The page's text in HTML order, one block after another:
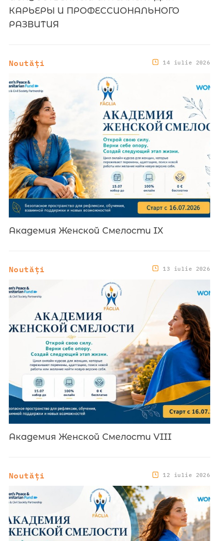
КАРЬЕРЫ И ПРОФЕССИОНАЛЬНОГО
РАЗВИТИЯ
Noutăți 14 iulie 2026
Академия Женской Смелости IX
Noutăți 13 iulie 2026
Академия Женской Смелости VIII
Noutăți 12 iulie 2026